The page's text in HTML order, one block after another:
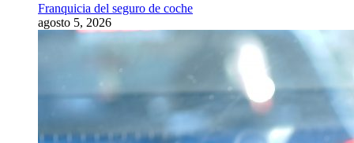
Franquicia del seguro de coche
agosto 5, 2026